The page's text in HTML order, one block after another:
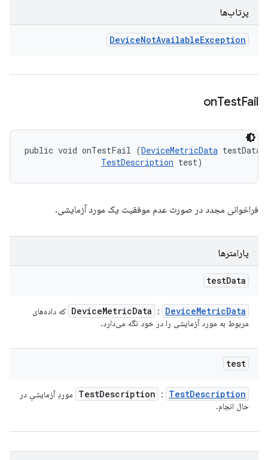
پرتاب‌ها
DeviceNotAvailableException
onTestFail
public void onTestFail (DeviceMetricData
TestDescription test)
فراخوانی مجدد در صورت عدم موفقیت یک مورد آزمایشی.
پارامترها
testData
DeviceMetricData : DeviceMetricData
که داده‌های
مربوط به مورد آزمایشی را در خود نگه می‌دارد.
test
TestDescription : TestDescription
موردِ آزمایشیِ در
حال انجام.